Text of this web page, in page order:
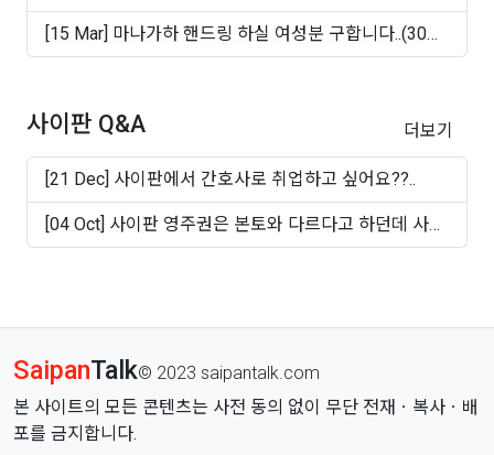
[15 Mar] 마나가하 핸드링 하실 여성분 구합니다..(30대
~50십..
사이판 Q&A 더보기
[21 Dec] 사이판에서 간호사로 취업하고 싶어요??..
[04 Oct] 사이판 영주권은 본토와 다르다고 하던데 사실
인가..
SaipanTalk© 2023 saipantalk.com
본 사이트의 모든 콘텐츠는 사전 동의 없이 무단 전재ㆍ복사ㆍ배
포를 금지합니다.